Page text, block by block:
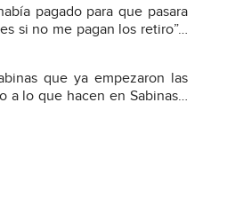
pagado para que pasara
si no me pagan los retiro”…
que ya empezaron las
a lo que hacen en Sabinas…